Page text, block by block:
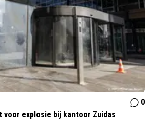
0
explosie bij kantoor Zuidas